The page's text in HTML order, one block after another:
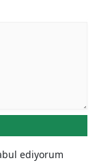
ediyorum